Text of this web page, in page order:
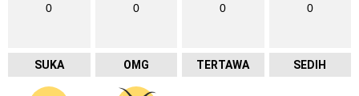
0
SUKA
0
OMG
0
TERTAWA
0
SEDIH